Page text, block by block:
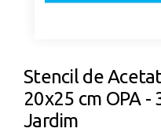
Stencil de
20x25 cm OPA -
Jardim